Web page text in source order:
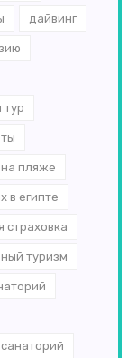
дайвинг
тур
пляже
в египте
страховка
туризм
санаторий